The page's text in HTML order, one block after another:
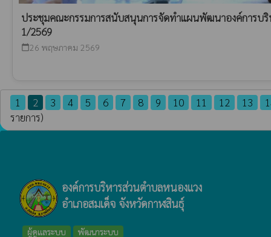
ประชุมคณะกรรมการสนับสนุนการจัดทำแผนพัฒนาองค์การบริ
1/2569
calendar_today26 พฤษภาคม 2569
1 2 3 4 5 6 7 8 9 10 11 12 13
รายการ)
องค์การบริหารส่วนตำบลหนองแวง
อำเภอสมเด็จ จังหวัดกาฬสินธุ์
ผู้ดูแลระบบ พัฒนาระบบ